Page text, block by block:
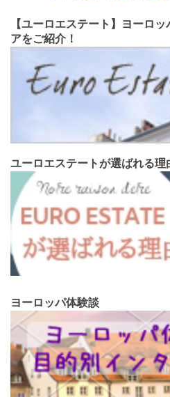
【ユーロエステート】ヨーロ
アをご紹介！
ユーロエステートが選ばれる理
ヨーロッパ体験談